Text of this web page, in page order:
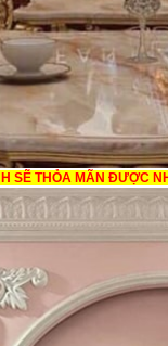
SẼ THỎA MÃN ĐƯỢC